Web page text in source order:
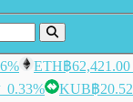
ETH฿62,421.00
0.33% KUB฿20.52